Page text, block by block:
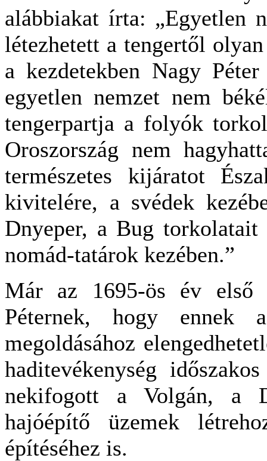
alábbiakat írta: „Egyetlen
létezhetett a tengertől
a kezdetekben Nagy
egyetlen nemzet nem
tengerpartja a folyók
Oroszország nem
természetes kijáratot
kivitelére, a svédek
Dnyeper, a Bug
nomád-tatárok kezében.”
Már az 1695-ös év első
Péternek, hogy ennek
megoldásához
haditevékenység
nekifogott a Volgán, a
hajóépítő üzemek
építéséhez is.